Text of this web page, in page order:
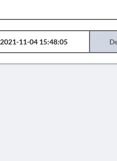
2021-11-04 15:48:05